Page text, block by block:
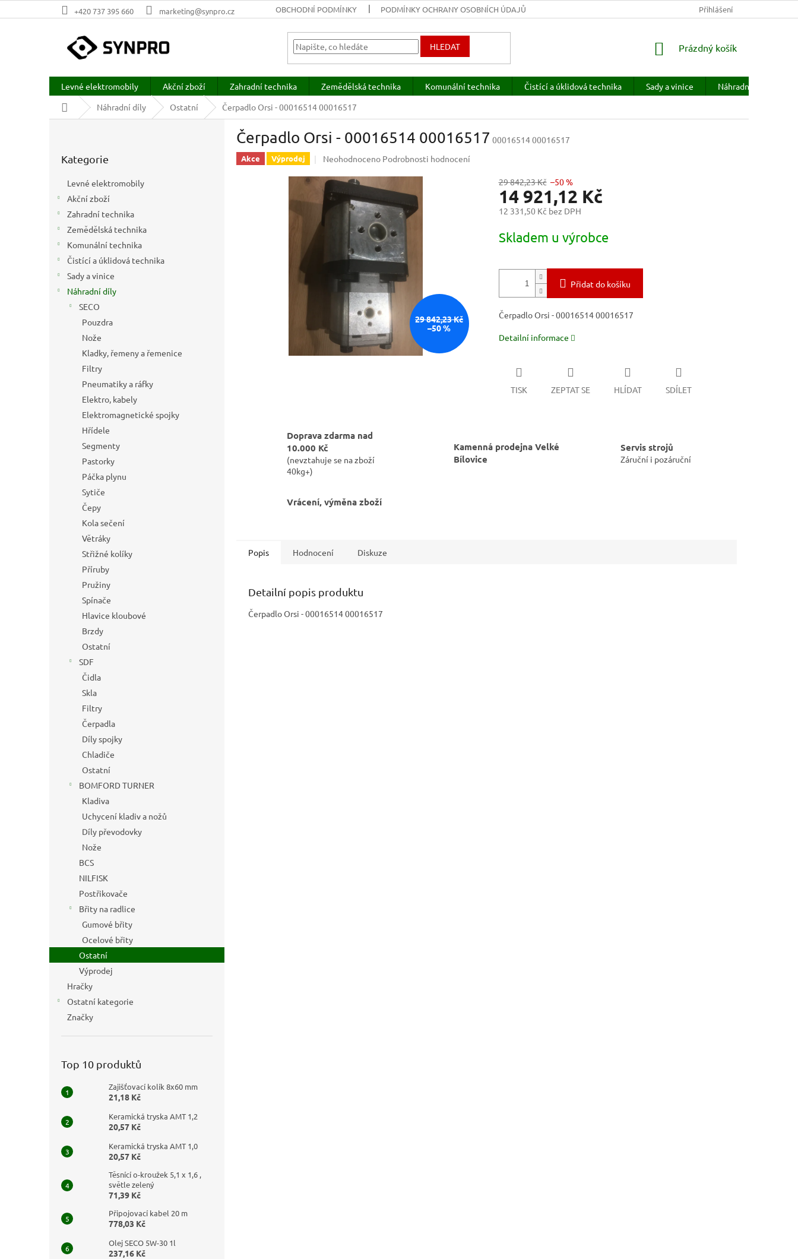
na
+420 737 395 660 marketing@synpro.cz OBCHODNÍ PODMÍNKY PODMÍNKY OCHRANY OSOBNÍCH ÚDAJŮ PRODÁVANÉ ZNAČKY
Přihlášení
HLEDAT
NÁKUPNÍ
Prázdný košík
Levné elektromobily Akční zboží Zahradní technika Zemědělská technika Komunální technika Čistící a úklidová technika Sady a vinice Náhradní díly
Domů
Náhradní díly Ostatní Čerpadlo Orsi - 00016514 00016517
kategorie
Kategorie
Levné elektromobily
Akční zboží
Zahradní technika
Zemědělská technika
Komunální technika
Čistící a úklidová technika
Sady a vinice
Náhradní díly
SECO
Pouzdra
Nože
Kladky, řemeny a řemenice
Filtry
Pneumatiky a ráfky
Elektro, kabely
Elektromagnetické spojky
Hřídele
Segmenty
Pastorky
Páčka plynu
Sytiče
Čepy
Kola sečení
Větráky
Střižné kolíky
Příruby
Pružiny
Spínače
Hlavice kloubové
Brzdy
Ostatní
SDF
Čidla
Skla
Filtry
Čerpadla
Díly spojky
Chladiče
Ostatní
BOMFORD TURNER
Kladiva
Uchycení kladiv a nožů
Díly převodovky
Nože
BCS
NILFISK
Postřikovače
Břity na radlice
Gumové břity
Ocelové břity
Ostatní
Výprodej
Hračky
Ostatní kategorie
Značky
Top 10 produktů
Zajišťovací kolík 8x60 mm
21,18 Kč
Keramická tryska AMT 1,2
20,57 Kč
Keramická tryska AMT 1,0
20,57 Kč
Těsnící o-kroužek 5,1 x 1,6 ,
světle zelený
71,39 Kč
Připojovací kabel 20 m
778,03 Kč
Olej SECO 5W-30 1l
237,16 Kč
Čerpadlo Orsi - 00016514 00016517 00016514 00016517
Akce Výprodej
Průměrné
produktu
je
0,0
z
hvězdiček.
Neohodnoceno Podrobnosti hodnocení
29 842,23 Kč
–50 %
29 842,23 Kč –50 %
14 921,12 Kč
12 331,50 Kč bez DPH
cena:
Skladem u výrobce
Přidat do košíku
Čerpadlo Orsi - 00016514 00016517
Detailní informace
TISK ZEPTAT SE HLÍDAT SDÍLET
Doprava zdarma nad
10.000 Kč
(nevztahuje se na zboží
40kg+)
Kamenná prodejna Velké
Bílovice
Servis strojů
Záruční i pozáruční
Vrácení, výměna zboží
Popis Hodnocení Diskuze
Detailní popis produktu
Čerpadlo Orsi - 00016514 00016517